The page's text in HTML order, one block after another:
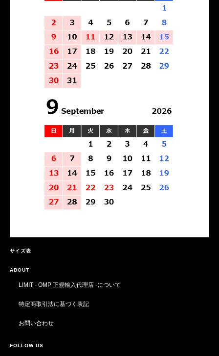
サイズ表
ABOUT
LIMIT - OMP 正規輸入代理店 -について
特定商取引法に基づく表記
お問い合わせ
FOLLOW US